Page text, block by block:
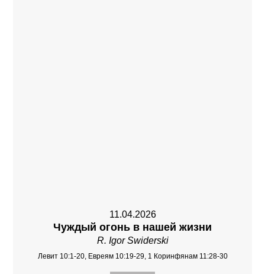
11.04.2026
Чуждый огонь в нашей жизни
R. Igor Swiderski
Левит 10:1-20, Евреям 10:19-29, 1 Коринфянам 11:28-30